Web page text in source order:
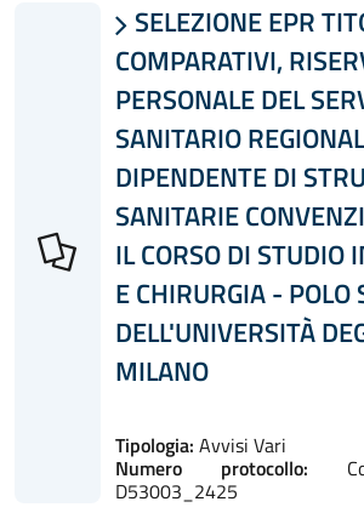
 SELEZIONE EPR
COMPARATIVI,
PERSONALE DEL
SANITARIO
DIPENDENTE DI
SANITARIE
IL CORSO DI STUDIO
E CHIRURGIA - POLO
DELL'UNIVERSITÀ
MILANO
Tipologia: Avvisi Vari
Numero protocollo:
D53003_2425